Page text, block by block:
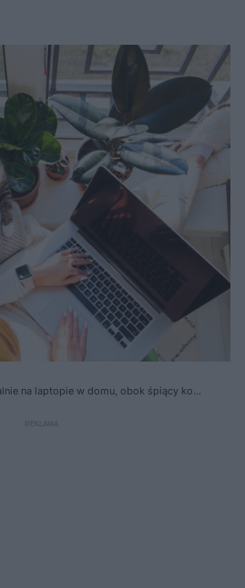
na laptopie w domu, obok śpiący kot
o czym można przeczytać na Super